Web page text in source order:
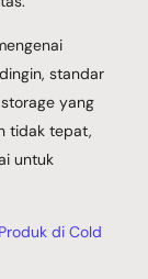
standar
yang
tidak tepat,
untuk
di Cold